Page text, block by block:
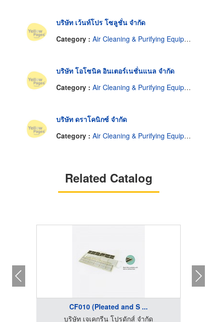
บริษัท เว้นท์โปร โซลูชั่น จำกัด
Category : Air Cleaning & Purifying Equipment
บริษัท โอโซนิค อินเตอร์เนชั่นแนล จำกัด
Category : Air Cleaning & Purifying Equipment
บริษัท ดราโคนิกซ์ จำกัด
Category : Air Cleaning & Purifying Equipment
Related Catalog
CF010 (Pleated and S ...
บริษัท เจเคกรีน โปรดักส์ จำกัด